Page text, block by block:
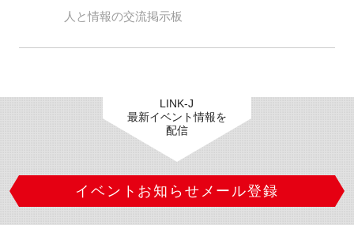
人と情報の交流掲示板
LINK-J
最新イベント情報を
配信
イベントお知らせメール登録